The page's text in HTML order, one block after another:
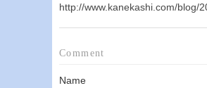
http://www.kanekashi.com/blog/
Comment
Name